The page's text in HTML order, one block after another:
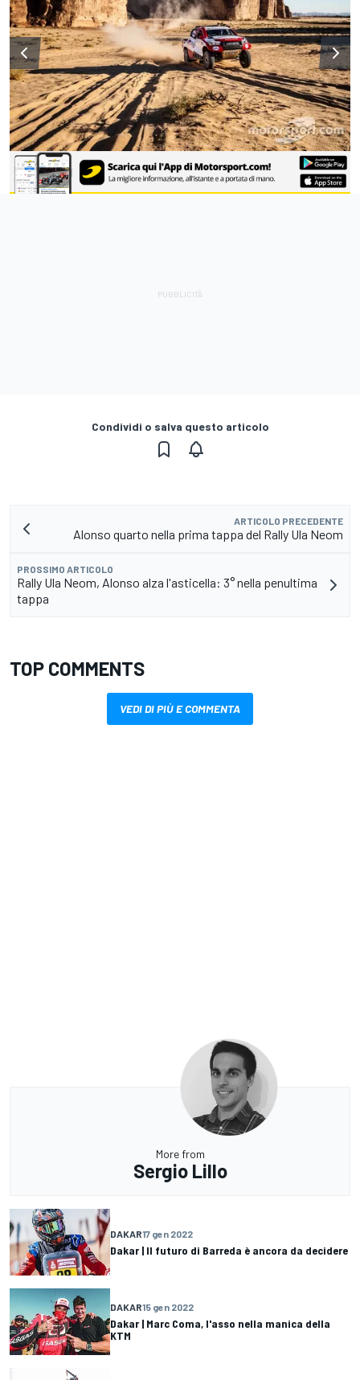
Condividi o salva questo articolo
ARTICOLO PRECEDENTE
Alonso quarto nella prima tappa del Rally Ula Neom
PROSSIMO ARTICOLO
Rally Ula Neom, Alonso alza l'asticella: 3° nella penultima
tappa
TOP COMMENTS
VEDI DI PIÙ E COMMENTA
More from
Sergio Lillo
DAKAR17 gen 2022
Dakar | Il futuro di Barreda è ancora da decidere
DAKAR15 gen 2022
Dakar | Marc Coma, l'asso nella manica della
KTM